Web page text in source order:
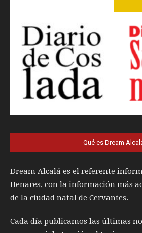
Qué es Dream
Dream Alcalá es el referente
Henares, con la información más
de la ciudad natal de Cervantes.
Cada día publicamos las últimas